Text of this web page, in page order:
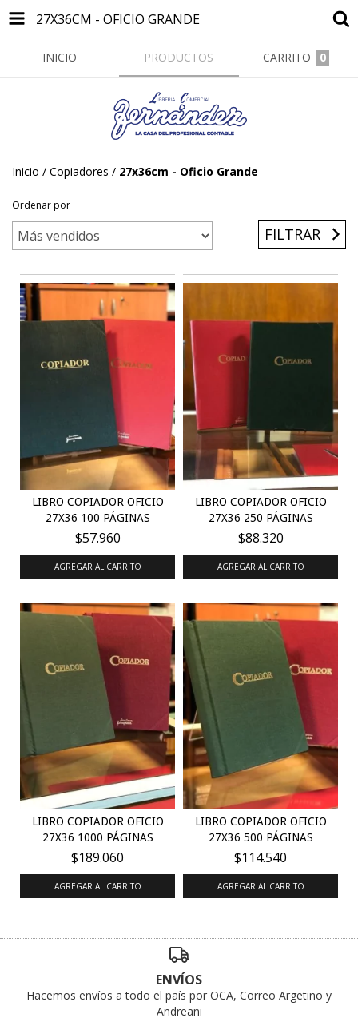
27X36CM - OFICIO GRANDE
INICIO PRODUCTOS CARRITO 0
Inicio / Copiadores / 27x36cm - Oficio Grande
Ordenar por
FILTRAR
LIBRO COPIADOR OFICIO
27X36 100 PÁGINAS
$57.960
AGREGAR AL CARRITO
LIBRO COPIADOR OFICIO
27X36 250 PÁGINAS
$88.320
AGREGAR AL CARRITO
LIBRO COPIADOR OFICIO
27X36 1000 PÁGINAS
$189.060
AGREGAR AL CARRITO
LIBRO COPIADOR OFICIO
27X36 500 PÁGINAS
$114.540
AGREGAR AL CARRITO
ENVÍOS
Hacemos envíos a todo el país por OCA, Correo Argetino y
Andreani